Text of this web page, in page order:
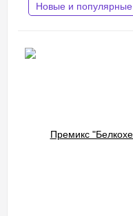
Новые и популярные